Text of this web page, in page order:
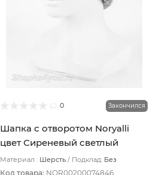
0 Закончился
Шапка с отворотом Noryalli
цвет Сиреневый светлый
Материал : Шерсть Подклад: Без
Код товара: NOR00200074846